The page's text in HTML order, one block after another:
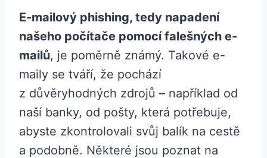
E-mailový phishing, tedy napadení
našeho počítače pomocí falešných e-
mailů, je poměrně známý. Takové e-
maily se tváří, že pochází
z důvěryhodných zdrojů – například od
naší banky, od pošty, která potřebuje,
abyste zkontrolovali svůj balík na cestě
a podobně. Některé jsou poznat na